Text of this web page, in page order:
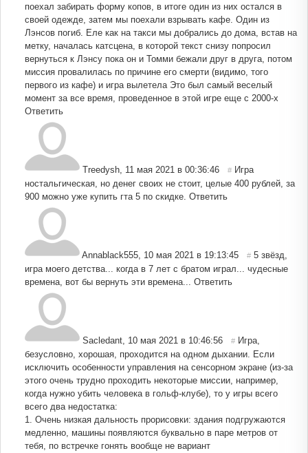
поехал забирать форму копов, в итоге один из них остался в
своей одежде, затем мы поехали взрывать кафе. Один из
Лэнсов погиб. Еле как на такси мы добрались до дома, встав на
метку, началась катсцена, в которой текст снизу попросил
вернуться к Лэнсу пока он и Томми бежали друг в друга, потом
миссия провалилась по причине его смерти (видимо, того
первого из кафе) и игра вылетела Это был самый веселый
момент за все время, проведенное в этой игре еще с 2000-х
Ответить
Treedysh, 11 мая 2021 в 00:36:46 # Игра
ностальгическая, но денег своих не стоит, целые 400 рублей, за
900 можно уже купить гта 5 по скидке. Ответить
Annablack555, 10 мая 2021 в 19:13:45 # 5 звёзд,
игра моего детства... когда в 7 лет с братом играл... чудесные
времена, вот бы вернуть эти времена... Ответить
Sacledant, 10 мая 2021 в 10:46:56 # Игра,
безусловно, хорошая, проходится на одном дыхании. Если
исключить особенности управления на сенсорном экране (из-за
этого очень трудно проходить некоторые миссии, например,
когда нужно убить человека в гольф-клубе), то у игры всего
всего два недостатка:
1. Очень низкая дальность прорисовки: здания подгружаются
медленно, машины появляются буквально в паре метров от
тебя, по встречке гонять вообще не вариант